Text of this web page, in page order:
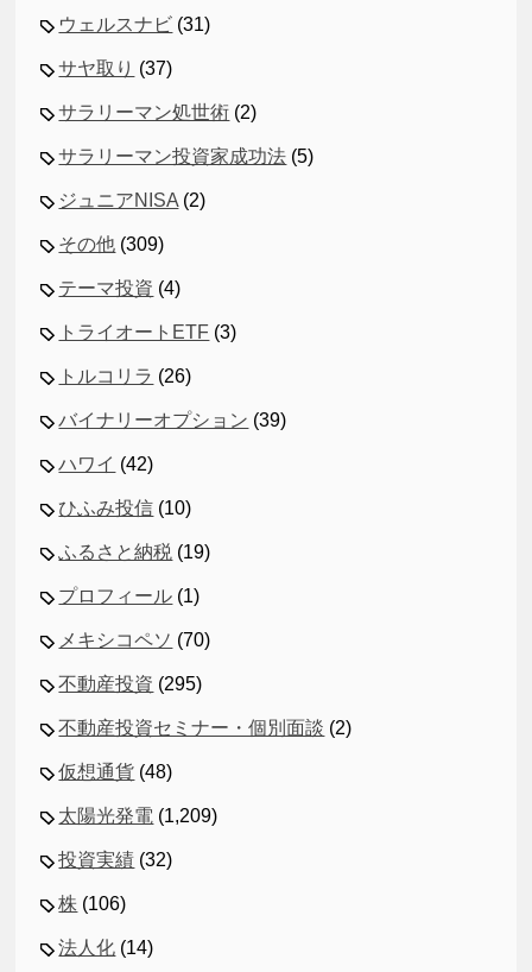
ウェルスナビ (31)
サヤ取り (37)
サラリーマン処世術 (2)
サラリーマン投資家成功法 (5)
ジュニアNISA (2)
その他 (309)
テーマ投資 (4)
トライオートETF (3)
トルコリラ (26)
バイナリーオプション (39)
ハワイ (42)
ひふみ投信 (10)
ふるさと納税 (19)
プロフィール (1)
メキシコペソ (70)
不動産投資 (295)
不動産投資セミナー・個別面談 (2)
仮想通貨 (48)
太陽光発電 (1,209)
投資実績 (32)
株 (106)
法人化 (14)